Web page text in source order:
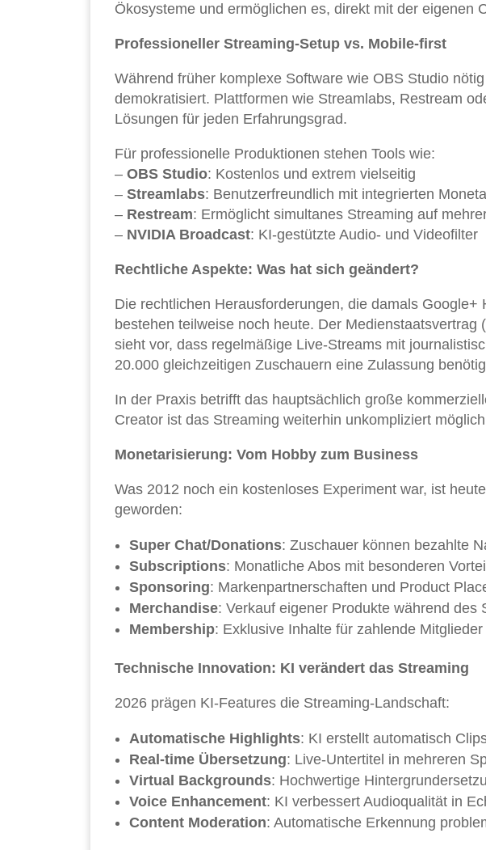
Ökosysteme und ermöglichen es, direkt mit der eigenen
Professioneller Streaming-Setup vs. Mobile-first
Während früher komplexe Software wie OBS Studio
demokratisiert. Plattformen wie Streamlabs, Restream
Lösungen für jeden Erfahrungsgrad.
Für professionelle Produktionen stehen Tools wie:
– OBS Studio: Kostenlos und extrem vielseitig
– Streamlabs: Benutzerfreundlich mit integrierten
– Restream: Ermöglicht simultanes Streaming auf
– NVIDIA Broadcast: KI-gestützte Audio- und Videofilter
Rechtliche Aspekte: Was hat sich geändert?
Die rechtlichen Herausforderungen, die damals Google+
bestehen teilweise noch heute. Der
sieht vor, dass regelmäßige Live-Streams mit
20.000 gleichzeitigen Zuschauern eine Zulassung
In der Praxis betrifft das hauptsächlich große
Creator ist das Streaming weiterhin unkompliziert
Monetarisierung: Vom Hobby zum Business
Was 2012 noch ein kostenloses Experiment war, ist
geworden:
Super Chat/Donations: Zuschauer können bezahlte
Subscriptions: Monatliche Abos mit besonderen
Sponsoring: Markenpartnerschaften und Product
Merchandise: Verkauf eigener Produkte während des
Membership: Exklusive Inhalte für zahlende Mitglieder
Technische Innovation: KI verändert das Streaming
2026 prägen KI-Features die Streaming-Landschaft:
Automatische Highlights: KI erstellt automatisch
Real-time Übersetzung: Live-Untertitel in mehreren
Virtual Backgrounds: Hochwertige
Voice Enhancement: KI verbessert Audioqualität in
Content Moderation: Automatische Erkennung